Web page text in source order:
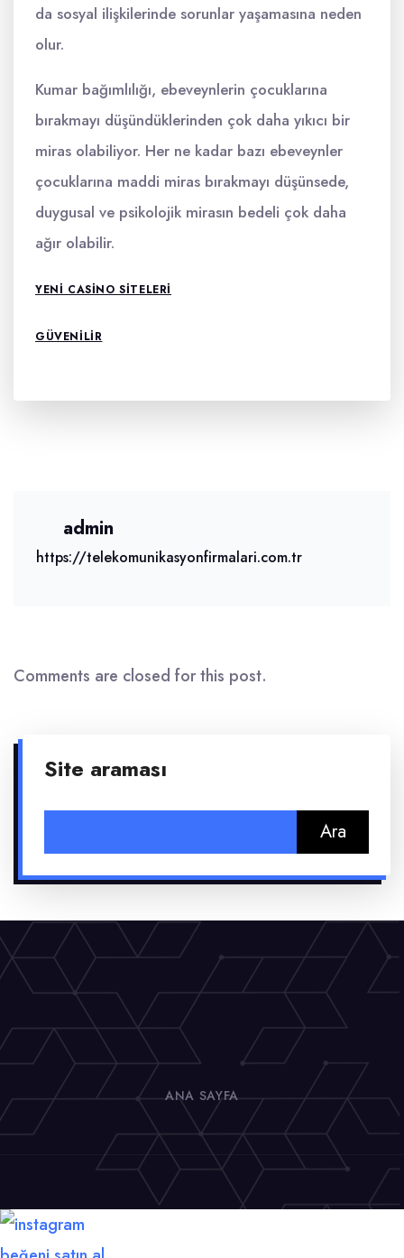
da sosyal ilişkilerinde sorunlar yaşamasına neden
olur.
Kumar bağımlılığı, ebeveynlerin çocuklarına
bırakmayı düşündüklerinden çok daha yıkıcı bir
miras olabiliyor. Her ne kadar bazı ebeveynler
çocuklarına maddi miras bırakmayı düşünsede,
duygusal ve psikolojik mirasın bedeli çok daha
ağır olabilir.
YENI CASINO SITELERI
GÜVENILIR
admin
https://telekomunikasyonfirmalari.com.tr
Comments are closed for this post.
Site araması
ANA SAYFA